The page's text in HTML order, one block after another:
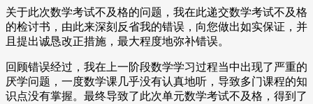
关于此次数学考试不及格的问题，我在此递交数学考试不及格
的检讨书，由此来深刻反省我的错误，向您做出如实保证，并
且提出诚恳改正措施，最大程度地弥补错误。
回顾错误经过，我在上一阶段数学学习过程当中出现了严重的
厌学问题，一度数学课几乎没有认真地听，导致多门课程的知
识点没有掌握。最终导致了此次单元数学考试不及格，得到了